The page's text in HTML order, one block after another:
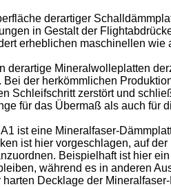
derartiger
in Gestalt der
erheblichen maschinellen
derartige Mineralwolleplatten
der herkömmlichen
Schleifschritt zerstört und
für das Übermaß als auch für
ist eine Mineralfaser-
ist hier vorgeschlagen, auf
Beispielhaft ist hier
während es in anderen
Decklage der